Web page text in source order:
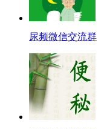
尿频微信交流群